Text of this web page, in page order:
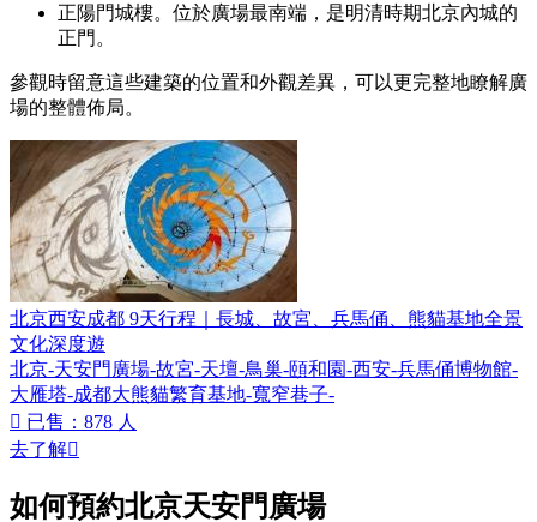
正陽門城樓。位於廣場最南端，是明清時期北京內城的
正門。
參觀時留意這些建築的位置和外觀差異，可以更完整地瞭解廣
場的整體佈局。
北京西安成都 9天行程｜長城、故宮、兵馬俑、熊貓基地全景
文化深度遊
北京-天安門廣場-故宮-天壇-鳥巢-頤和園-西安-兵馬俑博物館-
大雁塔-成都大熊貓繁育基地-寬窄巷子-
 已售：878 人
去了解
如何預約北京天安門廣場